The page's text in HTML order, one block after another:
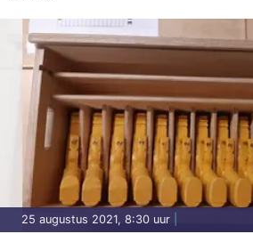
25 augustus 2021, 8:30 uur